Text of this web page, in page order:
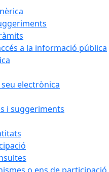
a la informació pública
electrònica
i suggeriments